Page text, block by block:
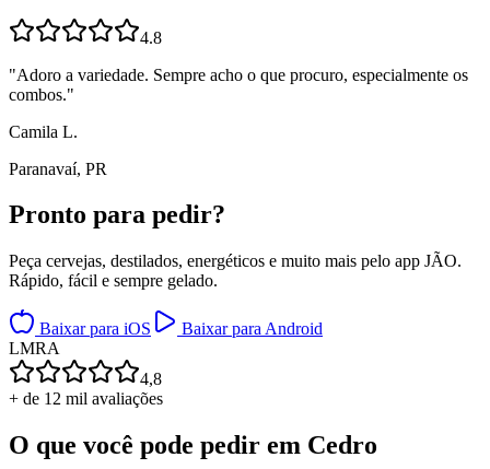
4.8
"Adoro a variedade. Sempre acho o que procuro, especialmente os
combos."
Camila L.
Paranavaí, PR
Pronto para pedir?
Peça cervejas, destilados, energéticos e muito mais pelo app JÃO.
Rápido, fácil e sempre gelado.
Baixar para iOS
Baixar para Android
LMRA
4,8
+ de 12 mil avaliações
O que você pode pedir em Cedro